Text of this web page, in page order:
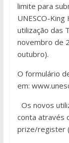
limite para
UNESCO-
utilização das
novembro de
outubro).
O formulário
em:
Os novos
conta através
prize/register